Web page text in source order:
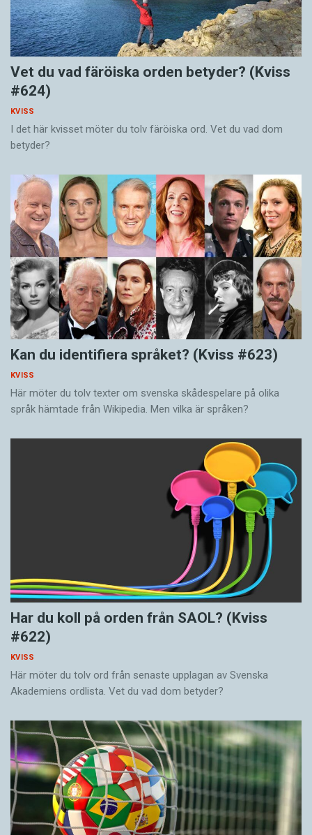
Vet du vad färöiska orden betyder? (Kviss
#624)
KVISS
I det här kvisset möter du tolv färöiska ord. Vet du vad dom
betyder?
Kan du identifiera språket? (Kviss #623)
KVISS
Här möter du tolv texter om svenska skådespelare på olika
språk hämtade från Wikipedia. Men vilka är språken?
Har du koll på orden från SAOL? (Kviss
#622)
KVISS
Här möter du tolv ord från senaste upplagan av Svenska
Akademiens ordlista. Vet du vad dom betyder?